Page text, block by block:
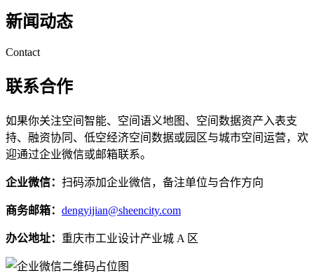
新闻动态
Contact
联系合作
如果你关注空间智能、空间语义地图、空间数据资产入表支
持、融资协同、低空经济空间数据或园区与城市空间运营，欢
迎通过企业微信或邮箱联系。
企业微信： 扫码添加企业微信，备注单位与合作方向
商务邮箱： dengyijian@sheencity.com
办公地址： 重庆市工业设计产业城 A 区